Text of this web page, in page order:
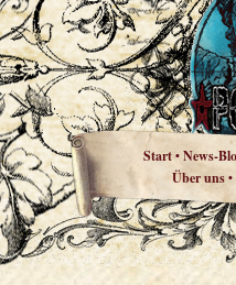
Start•News-
Über uns•